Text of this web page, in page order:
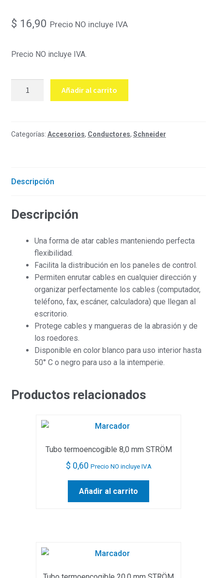
$ 16,90 Precio NO incluye IVA
Precio NO incluye IVA.
Dexson
Añadir al carrito
Categorías: Accesorios, Conductores, Schneider
Descripción
Descripción
Una forma de atar cables manteniendo perfecta
flexibilidad.
Facilita la distribución en los paneles de control.
Permiten enrutar cables en cualquier dirección y
organizar perfectamente los cables (computador,
teléfono, fax, escáner, calculadora) que llegan al
escritorio.
Protege cables y mangueras de la abrasión y de
los roedores.
Disponible en color blanco para uso interior hasta
50° C o negro para uso a la intemperie.
Productos relacionados
Tubo termoencogible 8,0 mm STRÖM
$ 0,60 Precio NO incluye IVA
Añadir al carrito